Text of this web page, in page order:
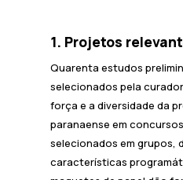
1. Projetos
Quarenta estudos
selecionados pela
força e a diversidade da
paranaense em
selecionados em grupos,
características